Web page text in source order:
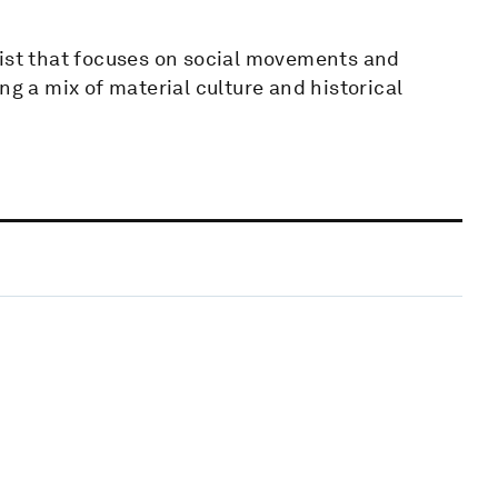
that focuses on social movements and
a mix of material culture and historical